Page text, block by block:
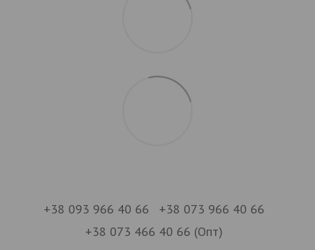
+38 093 966 40 66
+38 073 966 40 66
+38 073 466 40 66 (Опт)